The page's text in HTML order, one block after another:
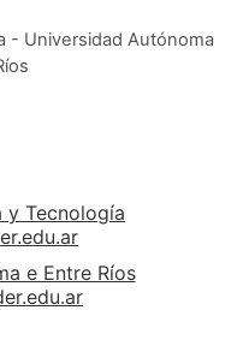
- Universidad Autónoma
y Tecnología
e Entre Ríos